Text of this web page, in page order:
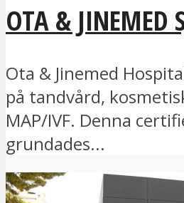
OTA & JINEMED
Ota & Jinemed
på tandvård,
MAP/IVF. Denna
grundades...